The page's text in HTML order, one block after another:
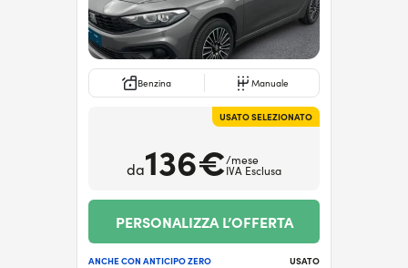
Benzina Manuale
USATO SELEZIONATO
da136€/mese
IVA Esclusa
PERSONALIZZA L’OFFERTA
ANCHE CON ANTICIPO ZERO USATO